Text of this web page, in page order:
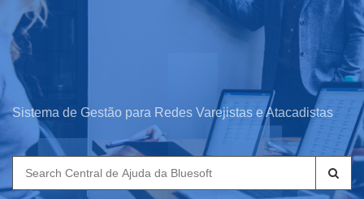
Sistema de Gestão para Redes Varejistas e Atacadistas
Search
for: